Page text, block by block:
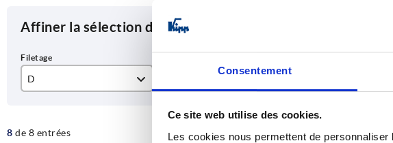
Consentement
Ce site web utilise des cookies.
Les cookies nous permettent de
Affiner la sélection des articles
D
M5 acier inoxydable 25
8 de 8 entrées